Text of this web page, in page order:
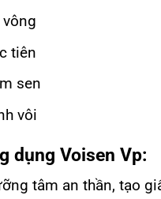
vông
tiên
sen
vôi
dụng Voisen Vp:
tâm an thần, tạo